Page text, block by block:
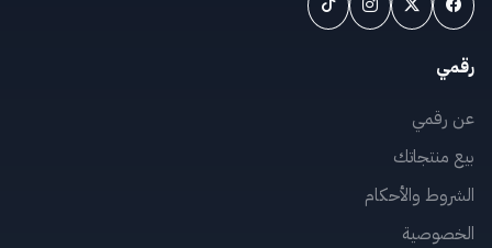
رقمي
عن رقمي
بيع منتجاتك
الشروط والأحكام
الخصوصية